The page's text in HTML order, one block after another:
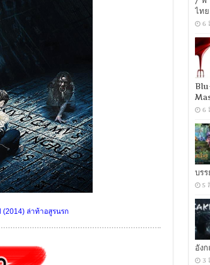
(2014) ล่าท้าอสูรนรก
ไท
6
6
บร
5
อัง
3